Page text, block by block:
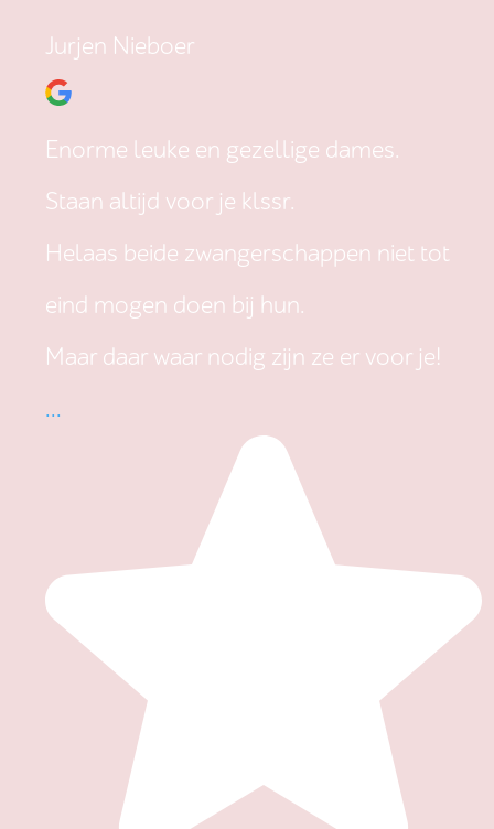
Jurjen Nieboer
Enorme leuke en gezellige dames.
Staan altijd voor je klssr.
Helaas beide zwangerschappen niet tot
eind mogen doen bij hun.
Maar daar waar nodig zijn ze er voor je!
...